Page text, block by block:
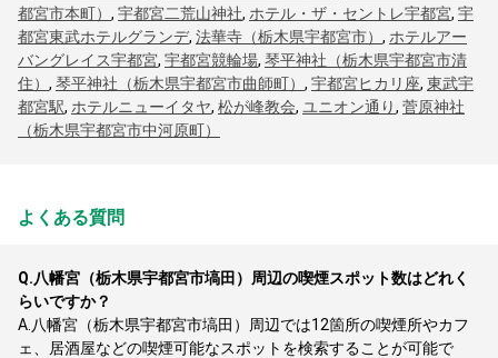
都宮市本町） , 宇都宮二荒山神社, ホテル・ザ・セントレ宇都宮, 宇
都宮東武ホテルグランデ, 法華寺（栃木県宇都宮市） , ホテルアー
バングレイス宇都宮, 宇都宮競輪場, 琴平神社（栃木県宇都宮市清
住） , 琴平神社（栃木県宇都宮市曲師町） , 宇都宮ヒカリ座, 東武宇
都宮駅, ホテルニューイタヤ, 松が峰教会, ユニオン通り, 菅原神社
（栃木県宇都宮市中河原町）
よくある質問
Q.八幡宮（栃木県宇都宮市塙田）周辺の喫煙スポット数はどれく
らいですか？
A. 八幡宮（栃木県宇都宮市塙田）周辺では12箇所の喫煙所やカフ
ェ、居酒屋などの喫煙可能なスポットを検索することが可能で